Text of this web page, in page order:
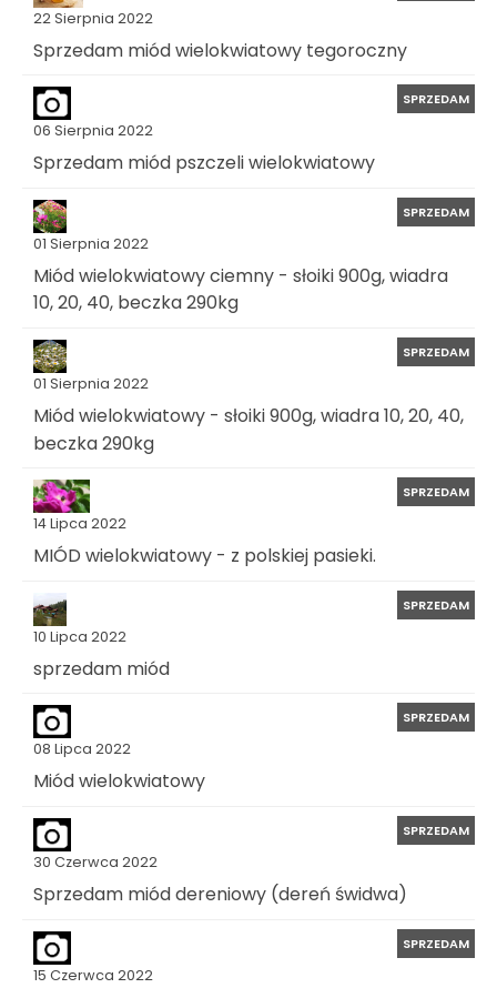
22 Sierpnia 2022
Sprzedam miód wielokwiatowy tegoroczny
06 Sierpnia 2022
SPRZEDAM
Sprzedam miód pszczeli wielokwiatowy
01 Sierpnia 2022
SPRZEDAM
Miód wielokwiatowy ciemny - słoiki 900g, wiadra
10, 20, 40, beczka 290kg
01 Sierpnia 2022
SPRZEDAM
Miód wielokwiatowy - słoiki 900g, wiadra 10, 20, 40,
beczka 290kg
14 Lipca 2022
SPRZEDAM
MIÓD wielokwiatowy - z polskiej pasieki.
10 Lipca 2022
SPRZEDAM
sprzedam miód
08 Lipca 2022
SPRZEDAM
Miód wielokwiatowy
30 Czerwca 2022
SPRZEDAM
Sprzedam miód dereniowy (dereń świdwa)
15 Czerwca 2022
SPRZEDAM